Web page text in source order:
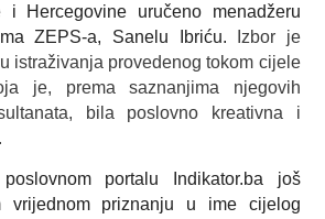
i Hercegovine uručeno menadžeru
ZEPS-a, Sanelu Ibriću.
Izbor je
istraživanja provedenog tokom cijele
je, prema saznanjima njegovih
bila poslovno kreativna i
portalu Indikator.ba još
vrijednom priznanju u ime cijelog